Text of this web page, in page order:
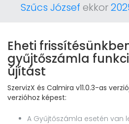
Szűcs József ekkor
Eheti
gyűjtőszámla
újítást
SzervizX és Calmira v11.0.3-as
verzióhoz képest:
A Gyűjtőszámla esetén van